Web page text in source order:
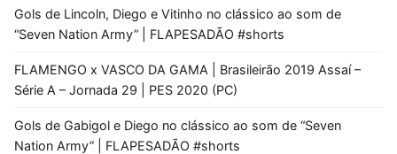
Gols de Lincoln, Diego e Vitinho no clássico ao som de
“Seven Nation Army” | FLAPESADÃO #shorts
FLAMENGO x VASCO DA GAMA | Brasileirão 2019 Assaí –
Série A – Jornada 29 | PES 2020 (PC)
Gols de Gabigol e Diego no clássico ao som de “Seven
Nation Army” | FLAPESADÃO #shorts